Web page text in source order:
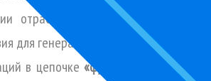
отраслевого центра компетенций,
для генерации и
в цепочке«фундаментальная НИР